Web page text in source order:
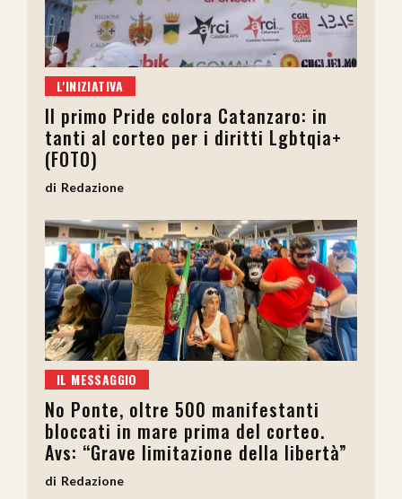
L'INIZIATIVA
Il primo Pride colora Catanzaro: in
tanti al corteo per i diritti Lgbtqia+
(FOTO)
Redazione
IL MESSAGGIO
No Ponte, oltre 500 manifestanti
bloccati in mare prima del corteo.
Avs: “Grave limitazione della libertà”
Redazione